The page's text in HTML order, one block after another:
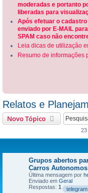
moderadas e portanto
liberadas para
Após efetuar o cadastro
enviado por E-MAIL
SPAM caso não
Leia dicas de utilização
Resumo de informações
Relatos e
Novo Tópico
23
Grupos abertos
Carros Autonomos
Última mensagem por
Enviado em Geral
Respostas: 1 telegram